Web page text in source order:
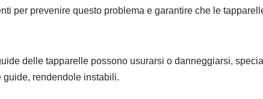
per prevenire questo problema e garantire che le
delle tapparelle possono usurarsi o danneggiarsi,
rendendole instabili.